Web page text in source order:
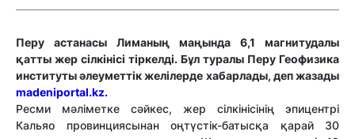
Перу астанасы Лиманың маңында 6,1 магнитудалы
қатты жер сілкінісі тіркелді. Бұл туралы Перу Геофизика
институты әлеуметтік желілерде хабарлады, деп жазады
madeniportal.kz.
Ресми мәліметке сәйкес, жер сілкінісінің эпицентрі
Кальяо провинциясынан оңтүстік-батысқа қарай 30